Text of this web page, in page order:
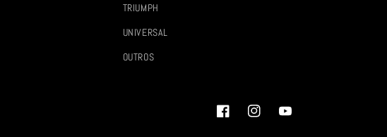
TRIUMPH
UNIVERSAL
OUTROS
FacebookInstagramYouTube